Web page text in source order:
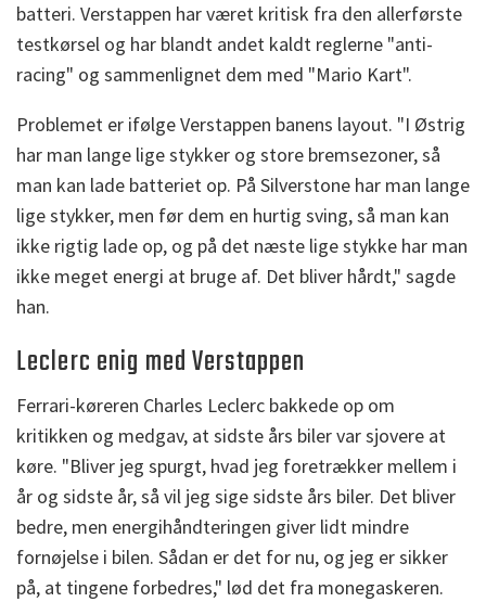
batteri. Verstappen har været kritisk fra den allerførste
testkørsel og har blandt andet kaldt reglerne "anti-
racing" og sammenlignet dem med "Mario Kart".
Problemet er ifølge Verstappen banens layout. "I Østrig
har man lange lige stykker og store bremsezoner, så
man kan lade batteriet op. På Silverstone har man lange
lige stykker, men før dem en hurtig sving, så man kan
ikke rigtig lade op, og på det næste lige stykke har man
ikke meget energi at bruge af. Det bliver hårdt," sagde
han.
Leclerc enig med Verstappen
Ferrari-køreren Charles Leclerc bakkede op om
kritikken og medgav, at sidste års biler var sjovere at
køre. "Bliver jeg spurgt, hvad jeg foretrækker mellem i
år og sidste år, så vil jeg sige sidste års biler. Det bliver
bedre, men energihåndteringen giver lidt mindre
fornøjelse i bilen. Sådan er det for nu, og jeg er sikker
på, at tingene forbedres," lød det fra monegaskeren.